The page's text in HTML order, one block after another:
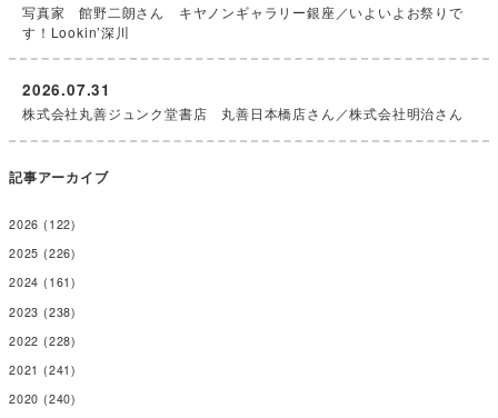
写真家 館野二朗さん キヤノンギャラリー銀座／いよいよお祭りで
す！Lookin’深川
株式会社丸善ジュンク堂書店 丸善日本橋店さん／株式会社明治さん
2026.07.31
記事アーカイブ
2026 (122)
2025 (226)
2024 (161)
2023 (238)
2022 (228)
2021 (241)
2020 (240)